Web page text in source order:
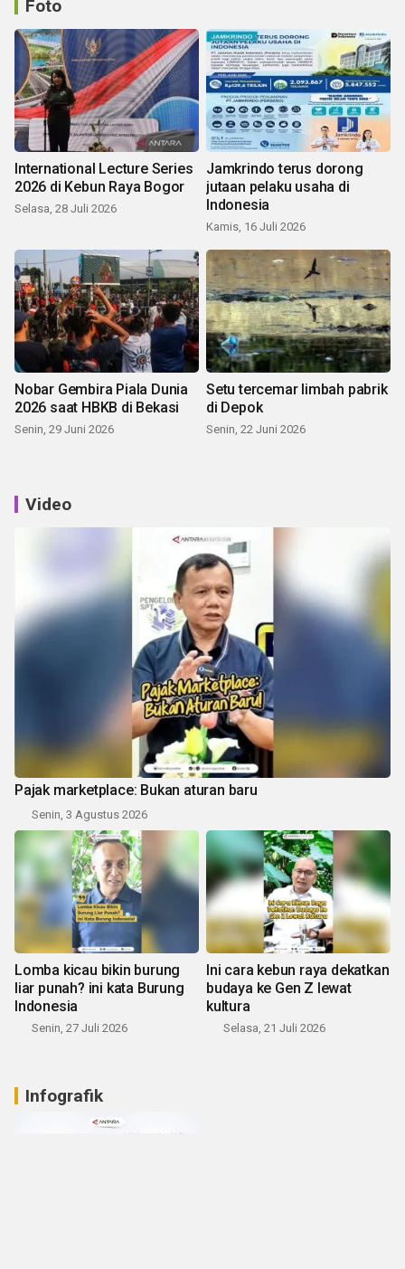
Foto
International Lecture Series
2026 di Kebun Raya Bogor
Selasa, 28 Juli 2026
Jamkrindo terus dorong
jutaan pelaku usaha di
Indonesia
Kamis, 16 Juli 2026
Nobar Gembira Piala Dunia
2026 saat HBKB di Bekasi
Senin, 29 Juni 2026
Setu tercemar limbah pabrik
di Depok
Senin, 22 Juni 2026
Video
Pajak marketplace: Bukan aturan baru
Senin, 3 Agustus 2026
Lomba kicau bikin burung
liar punah? ini kata Burung
Indonesia
Senin, 27 Juli 2026
Ini cara kebun raya dekatkan
budaya ke Gen Z lewat
kultura
Selasa, 21 Juli 2026
Infografik